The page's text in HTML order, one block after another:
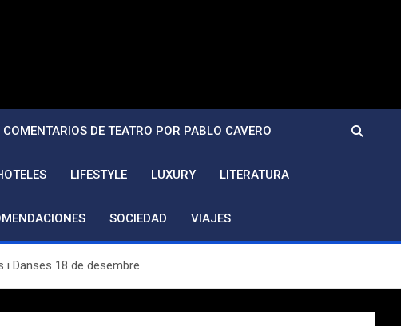
COMENTARIOS DE TEATRO POR PABLO CAVERO
LIFESTYLE LUXURY LITERATURA
SOCIEDAD VIAJES
i Danses 18 de desembre